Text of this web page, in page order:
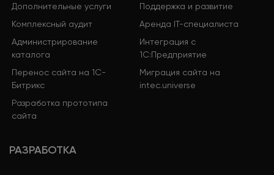
Дополнительные услуги
Поддержка и развитие
Комплексный аудит
Аренда IT-специалиста
Администрирование
каталога
Интеграция с
1С:Предприятие
Перенос сайта на 1С-
Битрикс
Миграция сайта на
intec.universe
Разработка прототипа
сайта
РАЗРАБОТКА